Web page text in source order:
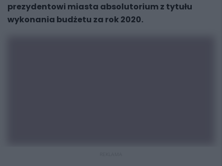
prezydentowi miasta absolutorium z tytułu
wykonania budżetu za rok 2020.